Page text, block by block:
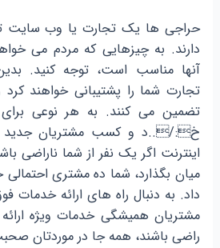
حراجی ها یک تجارت یا وب سایت
دارند. به چیزهایی که مردم می
آنها مناسب است، توجه کنید.
تجارت شما را پشتیبانی خواهند کرد
تضمین می کنند. به هر نوعی
خ:/..د و کسب مشتریان جدید
اینترنت اگر یک نفر از شما ناراضی
میان بگذارد، شما ده مشتری
داد. به دنبال راه های ارائه خدمات
مشتریان همیشگی خدمات ویژه ارائه
راضی باشند، همه جا در موردتان